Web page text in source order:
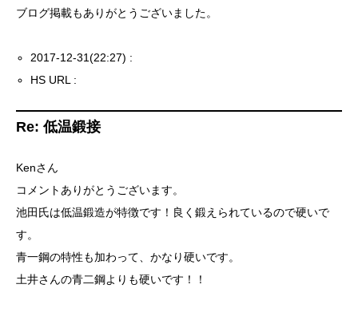
ブログ掲載もありがとうございました。
2017-12-31(22:27) :
HS URL :
Re: 低温鍛接
Kenさん
コメントありがとうございます。
池田氏は低温鍛造が特徴です！良く鍛えられているので硬いで
す。
青一鋼の特性も加わって、かなり硬いです。
土井さんの青二鋼よりも硬いです！！